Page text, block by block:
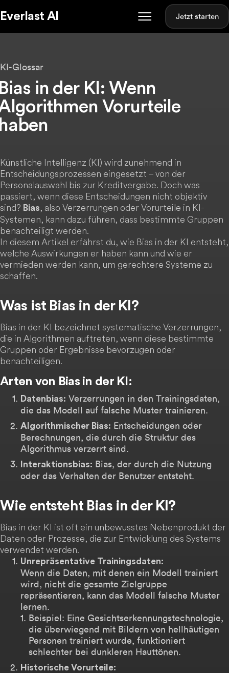
Everlast AI Jetzt starten
KI-Glossar
in der KI: Wenn
Vorurteile
Künstliche Intelligenz (KI) wird zunehmend in
Entscheidungsprozessen eingesetzt – von der
Personalauswahl bis zur Kreditvergabe. Doch was
passiert, wenn diese Entscheidungen nicht objektiv
sind? Bias, also Verzerrungen oder Vorurteile in KI-
Systemen, kann dazu führen, dass bestimmte Gruppen
benachteiligt werden.
In diesem Artikel erfährst du, wie Bias in der KI entsteht,
welche Auswirkungen er haben kann und wie er
vermieden werden kann, um gerechtere Systeme zu
schaffen.
Was ist Bias in der KI?
Bias in der KI bezeichnet systematische Verzerrungen,
die in Algorithmen auftreten, wenn diese bestimmte
Gruppen oder Ergebnisse bevorzugen oder
benachteiligen.
Arten von Bias in der KI:
Datenbias: Verzerrungen in den Trainingsdaten,
die das Modell auf falsche Muster trainieren.
Algorithmischer Bias: Entscheidungen oder
Berechnungen, die durch die Struktur des
Algorithmus verzerrt sind.
Interaktionsbias: Bias, der durch die Nutzung
oder das Verhalten der Benutzer entsteht.
Wie entsteht Bias in der KI?
Bias in der KI ist oft ein unbewusstes Nebenprodukt der
Daten oder Prozesse, die zur Entwicklung des Systems
verwendet werden.
Unrepräsentative Trainingsdaten:
Wenn die Daten, mit denen ein Modell trainiert
wird, nicht die gesamte Zielgruppe
repräsentieren, kann das Modell falsche Muster
lernen.
Beispiel: Eine Gesichtserkennungstechnologie,
die überwiegend mit Bildern von hellhäutigen
Personen trainiert wurde, funktioniert
schlechter bei dunkleren Hauttönen.
Historische Vorurteile: